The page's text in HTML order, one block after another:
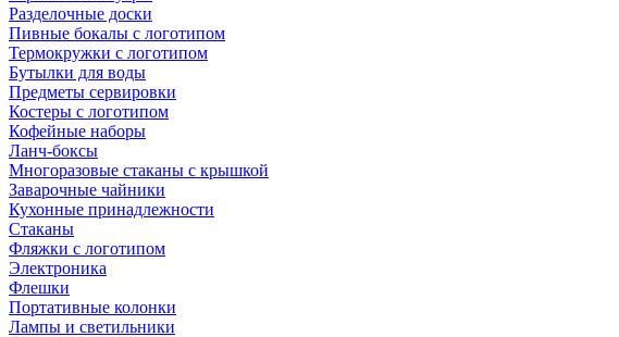
Разделочные доски
Пивные бокалы с логотипом
Термокружки с логотипом
Бутылки для воды
Предметы сервировки
Костеры с логотипом
Кофейные наборы
Ланч-боксы
Многоразовые стаканы с крышкой
Заварочные чайники
Кухонные принадлежности
Стаканы
Фляжки с логотипом
Электроника
Флешки
Портативные колонки
Лампы и светильники